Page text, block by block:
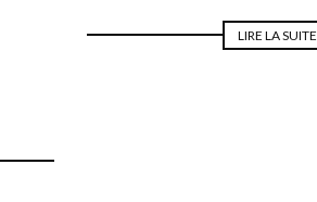
LIRE LA SUITE